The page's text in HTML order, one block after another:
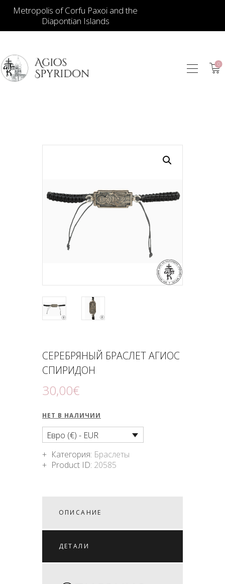
Metropolis of Corfu Paxoi and the
Diapontian Islands
0
ДЛЯ ЦЕРКВИ
СУВЕНИРЫ ДЛЯ
ДОМА
ПОДНОШЕНИЯ
БЛОГ
СЕРЕБРЯНЫЙ БРАСЛЕТ АГИОС
СПИРИДОН
30,00€
НЕТ В НАЛИЧИИ
Евро (€) - EUR
Категория: Браслеты
Product ID: 20585
ОПИСАНИЕ
ДЕТАЛИ